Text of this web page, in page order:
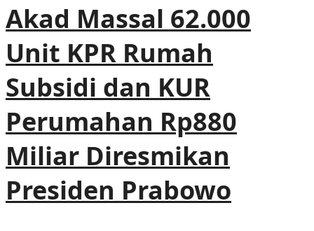
Akad Massal 62.000
Unit KPR Rumah
Subsidi dan KUR
Perumahan Rp880
Miliar Diresmikan
Presiden Prabowo